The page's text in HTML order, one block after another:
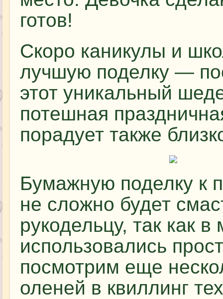
готов!
Скоро каникулы и
лучшую поделку —
этот уникальный
потешная
порадует также
Бумажную поделку к
не сложно будет
рукодельцу, так как в
использовались
посмотрим еще
оленей в квиллинг